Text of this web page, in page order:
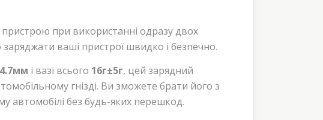
при використанні одразу двох
ваші пристрої швидко і безпечно.
і вазі всього 16г±5г, цей зарядний
гнізді. Ви зможете брати його з
автомобілі без будь-яких перешкод.